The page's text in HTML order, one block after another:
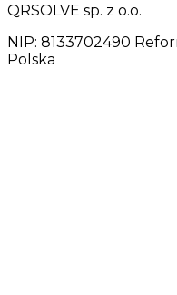
QRSOLVE sp. z o.o.
NIP: 8133702490
Polska